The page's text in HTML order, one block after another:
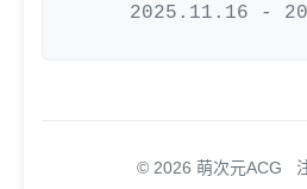
2025.11.16 -
© 2026 萌次元ACG